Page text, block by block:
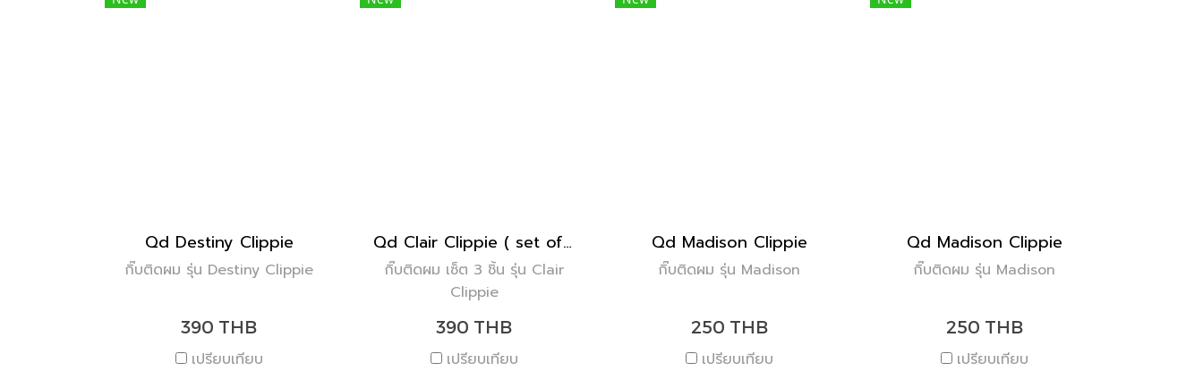
Qd Destiny Clippie
กิ๊บติดผม รุ่น Destiny Clippie
390 THB
เปรียบเทียบ
Qd Clair Clippie ( set of 3 )
กิ๊บติดผม เซ็ต 3 ชิ้น รุ่น Clair
Clippie
390 THB
เปรียบเทียบ
Qd Madison Clippie
กิ๊บติดผม รุ่น Madison
250 THB
เปรียบเทียบ
Qd Madison Clippie
กิ๊บติดผม รุ่น Madison
250 THB
เปรียบเทียบ